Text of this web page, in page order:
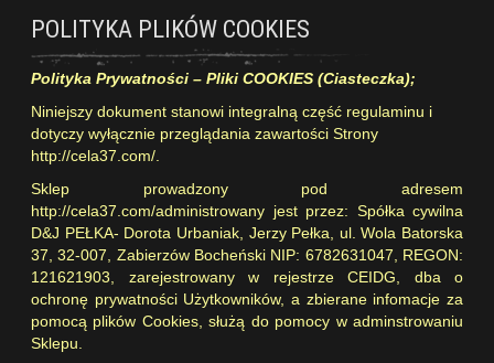
POLITYKA PLIKÓW COOKIES
Polityka Prywatności – Pliki COOKIES (Ciasteczka);
Niniejszy dokument stanowi integralną część regulaminu i
dotyczy wyłącznie przeglądania zawartości Strony
http://cela37.com/
Sklep prowadzony pod adresem
http://cela37.com/administrowany jest przez: Spółka cywilna
D&J PEŁKA- Dorota Urbaniak, Jerzy Pełka, ul. Wola Batorska
37, 32-007, Zabierzów Bocheński NIP: 6782631047, REGON:
121621903 , zarejestrowany w rejestrze CEIDG, dba o
ochronę prywatności Użytkowników, a zbierane infomacje za
pomocą plików Cookies, służą do pomocy w adminstrowaniu
Sklepu.